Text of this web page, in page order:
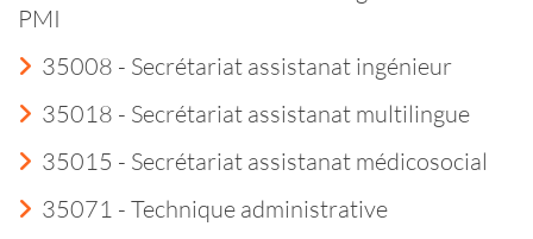
PMI
35008 - Secrétariat assistanat ingénieur
35018 - Secrétariat assistanat multilingue
35015 - Secrétariat assistanat médicosocial
35071 - Technique administrative